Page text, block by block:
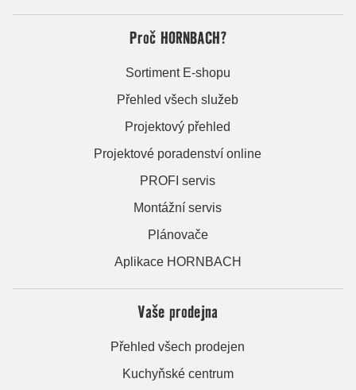
Proč HORNBACH?
Sortiment E-shopu
Přehled všech služeb
Projektový přehled
Projektové poradenství online
PROFI servis
Montážní servis
Plánovače
Aplikace HORNBACH
Vaše prodejna
Přehled všech prodejen
Kuchyňské centrum